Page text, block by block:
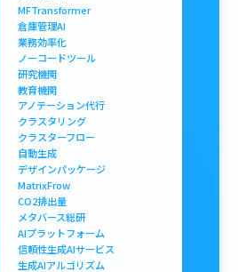
MFTransformer
倉庫管理AI
業務効率化
ノーコードツール
研究機関
教育機関
アノテーション代行
クラスタリング
クラスターフロー
自動生成
デザインパッケージ
MatrixFrow
CO2排出量
メタバース総研
AIプラットフォーム
信頼性生成AIサービス
生成AIアルゴリズム